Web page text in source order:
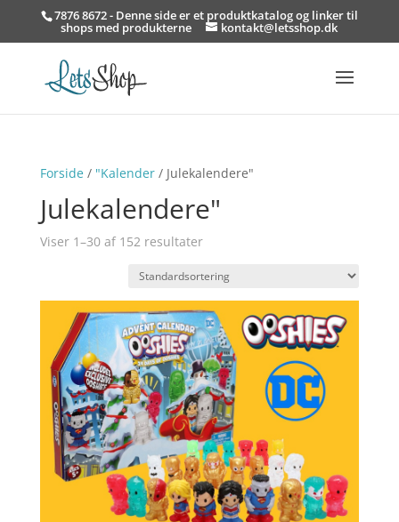
7876 8672 - Denne side er et produktkatalog og linker til
shops med produkterne kontakt@letsshop.dk
Forside/ "Kalender/ Julekalendere"
Julekalendere"
Viser 1–30 af 152 resultater